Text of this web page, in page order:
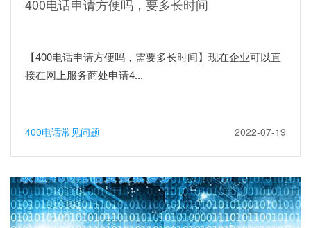
400电话申请方便吗，要多长时间
【400电话申请方便吗，需要多长时间】现在企业可以直
接在网上服务商处申请4...
400电话常见问题 2022-07-19